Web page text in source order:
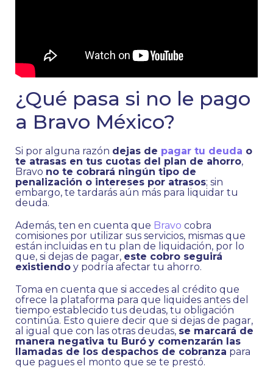
¿Qué pasa si no le pago
a Bravo México?
Si por alguna razón dejas de pagar tu deuda o
te atrasas en tus cuotas del plan de ahorro,
Bravo no te cobrará ningún tipo de
penalización o intereses por atrasos; sin
embargo, te tardarás aún más para liquidar tu
deuda.
Además, ten en cuenta que Bravo cobra
comisiones por utilizar sus servicios, mismas que
están incluidas en tu plan de liquidación, por lo
que, si dejas de pagar, este cobro seguirá
existiendo y podría afectar tu ahorro.
Toma en cuenta que si accedes al crédito que
ofrece la plataforma para que liquides antes del
tiempo establecido tus deudas, tu obligación
continúa. Esto quiere decir que si dejas de pagar,
al igual que con las otras deudas, se marcará de
manera negativa tu Buró y comenzarán las
llamadas de los despachos de cobranza para
que pagues el monto que se te prestó.